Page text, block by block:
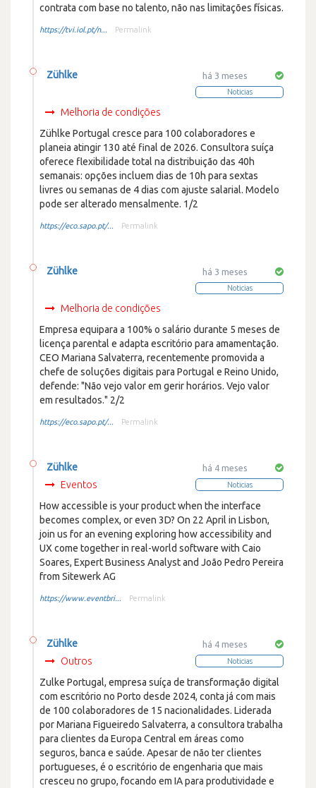
contrata com base no talento, não nas limitações físicas.
https://tvi.iol.pt/n... Permalink
há 3 meses
Noticias
Zühlke
Melhoria de condições
Zühlke Portugal cresce para 100 colaboradores e
planeia atingir 130 até final de 2026. Consultora suíça
oferece flexibilidade total na distribuição das 40h
semanais: opções incluem dias de 10h para sextas
livres ou semanas de 4 dias com ajuste salarial. Modelo
pode ser alterado mensalmente. 1/2
https://eco.sapo.pt/... Permalink
há 3 meses
Noticias
Zühlke
Melhoria de condições
Empresa equipara a 100% o salário durante 5 meses de
licença parental e adapta escritório para amamentação.
CEO Mariana Salvaterra, recentemente promovida a
chefe de soluções digitais para Portugal e Reino Unido,
defende: "Não vejo valor em gerir horários. Vejo valor
em resultados." 2/2
https://eco.sapo.pt/... Permalink
há 4 meses
Noticias
Zühlke
Eventos
How accessible is your product when the interface
becomes complex, or even 3D? On 22 April in Lisbon,
join us for an evening exploring how accessibility and
UX come together in real-world software with Caio
Soares, Expert Business Analyst and João Pedro Pereira
from Sitewerk AG
https://www.eventbri... Permalink
há 4 meses
Noticias
Zühlke
Outros
Zulke Portugal, empresa suíça de transformação digital
com escritório no Porto desde 2024, conta já com mais
de 100 colaboradores de 15 nacionalidades. Liderada
por Mariana Figueiredo Salvaterra, a consultora trabalha
para clientes da Europa Central em áreas como
seguros, banca e saúde. Apesar de não ter clientes
portugueses, é o escritório de engenharia que mais
cresceu no grupo, focando em IA para produtividade e